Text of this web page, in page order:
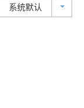
系统默认